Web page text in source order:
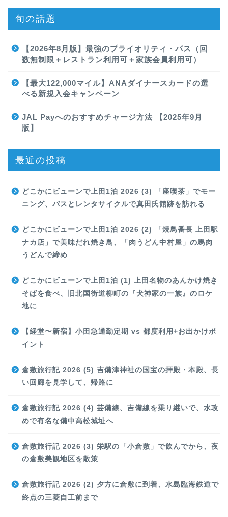
旬の話題
【2026年8月版】最強のプライオリティ・パス（回
数無制限＋レストラン利用可＋家族会員利用可）
【最大122,000マイル】ANAダイナースカードの選
べる新規入会キャンペーン
JAL Payへのおすすめチャージ方法 【2025年9月
版】
最近の投稿
どこかにビューンで上田1泊 2026 (3) 「座喫茶」でモー
ニング、バスとレンタサイクルで真田氏館跡を訪れる
どこかにビューンで上田1泊 2026 (2) 「焼鳥番長 上田駅
ナカ店」で美味だれ焼き鳥、「肉うどん中村屋」の馬肉
うどんで締め
どこかにビューンで上田1泊 (1) 上田名物のあんかけ焼き
そばを食べ、旧北国街道柳町の『犬神家の一族』のロケ
地に
【経堂〜新宿】小田急通勤定期 vs 都度利用+お出かけポ
イント
倉敷旅行記 2026 (5) 吉備津神社の国宝の拝殿・本殿、長
い回廊を見学して、帰路に
倉敷旅行記 2026 (4) 芸備線、吉備線を乗り継いで、水攻
めで有名な備中高松城址へ
倉敷旅行記 2026 (3) 栄駅の「小倉敷」で飲んでから、夜
の倉敷美観地区を散策
倉敷旅行記 2026 (2) 夕方に倉敷に到着、水島臨海鉄道で
終点の三菱自工前まで